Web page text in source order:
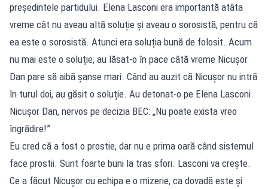
președintele partidului. Elena Lasconi era importantă atâta
vreme cât nu aveau altă soluție și aveau o sorosistă, pentru că
ea este o sorosistă. Atunci era soluția bună de folosit. Acum
nu mai este o soluție, au lăsat-o în pace câtă vreme Nicușor
Dan pare să aibă șanse mari. Când au auzit că Nicușor nu intră
în turul doi, au găsit o soluție. Au detonat-o pe Elena Lasconi.
Nicușor Dan, nervos pe decizia BEC: „Nu poate exista vreo
îngrădire!”
Eu cred că a fost o prostie, dar nu e prima oară când sistemul
face prostii. Sunt foarte buni la tras sfori. Lasconi va crește.
Ce a făcut Nicușor cu echipa e o mizerie, ca dovadă este și